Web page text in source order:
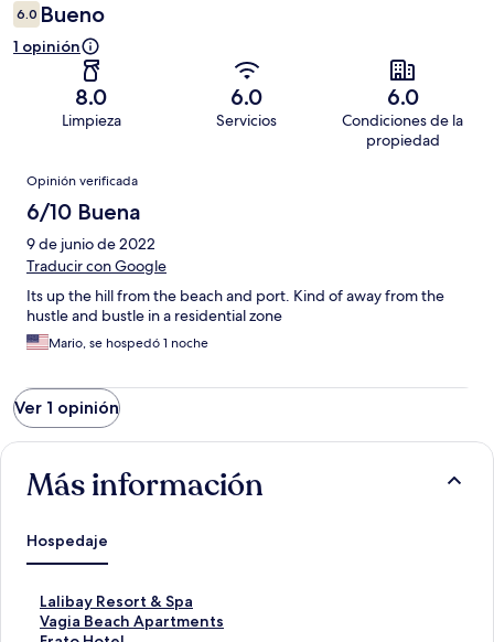
6.0 Bueno
1 opinión
8.0
Limpieza
6.0
Servicios
6.0
Condiciones de la
propiedad
Opiniones
Opinión verificada
6/10 Buena
9 de junio de 2022
Traducir con Google
Its up the hill from the beach and port. Kind of away from the
hustle and bustle in a residential zone
Mario, se hospedó 1 noche
Ver 1 opinión
Más información
Hospedaje
Lalibay Resort & Spa
E
n
Vagia Beach Apartments
E